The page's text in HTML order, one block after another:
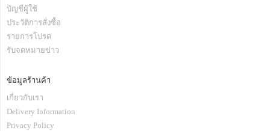
บัญชีผู้ใช้
ประวัติการสั่งซื้อ
รายการโปรด
รับจดหมายข่าว
ข้อมูลร้านค้า
เกี่ยวกับเรา
Delivery Information
Privacy Policy